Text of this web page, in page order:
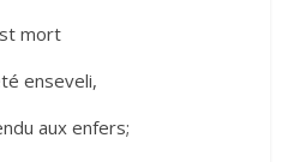
mort
enseveli,
aux enfers;